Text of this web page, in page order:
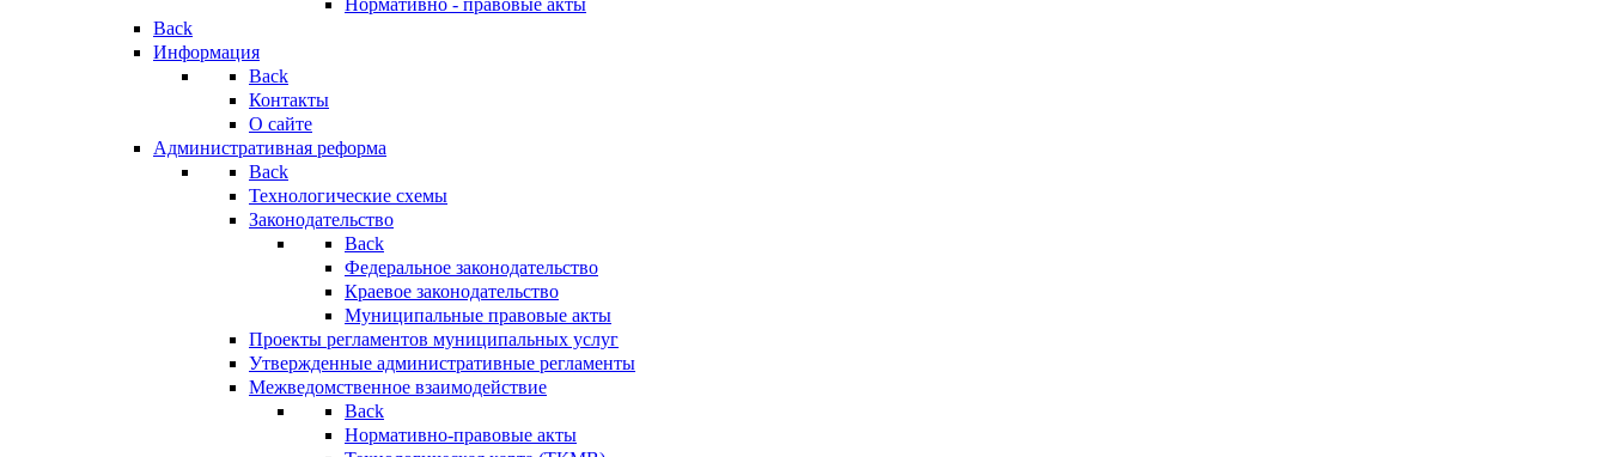
Нормативно - правовые акты
Back
Информация
Back
Контакты
О сайте
Административная реформа
Back
Технологические схемы
Законодательство
Back
Федеральное законодательство
Краевое законодательство
Муниципальные правовые акты
Проекты регламентов муниципальных услуг
Утвержденные административные регламенты
Межведомственное взаимодействие
Back
Нормативно-правовые акты